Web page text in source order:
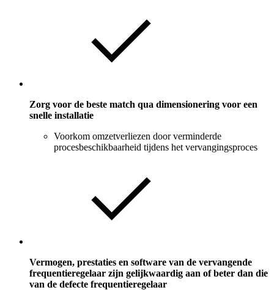
Zorg voor de beste match qua dimensionering voor een
snelle installatie
Voorkom omzetverliezen door verminderde
procesbeschikbaarheid tijdens het vervangingsproces
Vermogen, prestaties en software van de vervangende
frequentieregelaar zijn gelijkwaardig aan of beter dan die
van de defecte frequentieregelaar